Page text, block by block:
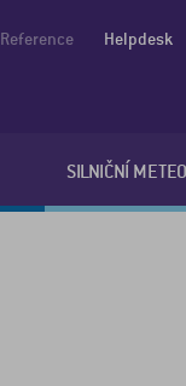
SILNIČNÍ
Reference Helpdesk